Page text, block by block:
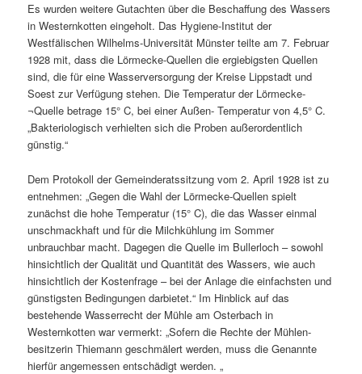
Es wurden weitere Gutachten über die Beschaffung des Wassers
in Westernkotten eingeholt. Das Hygiene-Institut der
Westfälischen Wilhelms-Universität Münster teilte am 7. Februar
1928 mit, dass die Lörmecke-Quellen die ergiebigsten Quellen
sind, die für eine Wasserversorgung der Kreise Lippstadt und
Soest zur Verfügung stehen. Die Temperatur der Lörmecke-
¬Quelle betrage 15° C, bei einer Außen- Temperatur von 4,5° C.
„Bakteriologisch verhielten sich die Proben außerordentlich
günstig.“
Dem Protokoll der Gemeinderatssitzung vom 2. April 1928 ist zu
entnehmen: „Gegen die Wahl der Lörmecke-Quellen spielt
zunächst die hohe Temperatur (15° C), die das Wasser einmal
unschmackhaft und für die Milchkühlung im Sommer
unbrauchbar macht. Dagegen die Quelle im Bullerloch – sowohl
hinsichtlich der Qualität und Quantität des Wassers, wie auch
hinsichtlich der Kostenfrage – bei der Anlage die einfachsten und
günstigsten Bedingungen darbietet.“ Im Hinblick auf das
bestehende Wasserrecht der Mühle am Osterbach in
Westernkotten war vermerkt: „Sofern die Rechte der Mühlen-
besitzerin Thiemann geschmälert werden, muss die Genannte
hierfür angemessen entschädigt werden. „